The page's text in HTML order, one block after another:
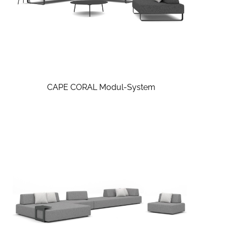
CAPE CORAL Modul-System